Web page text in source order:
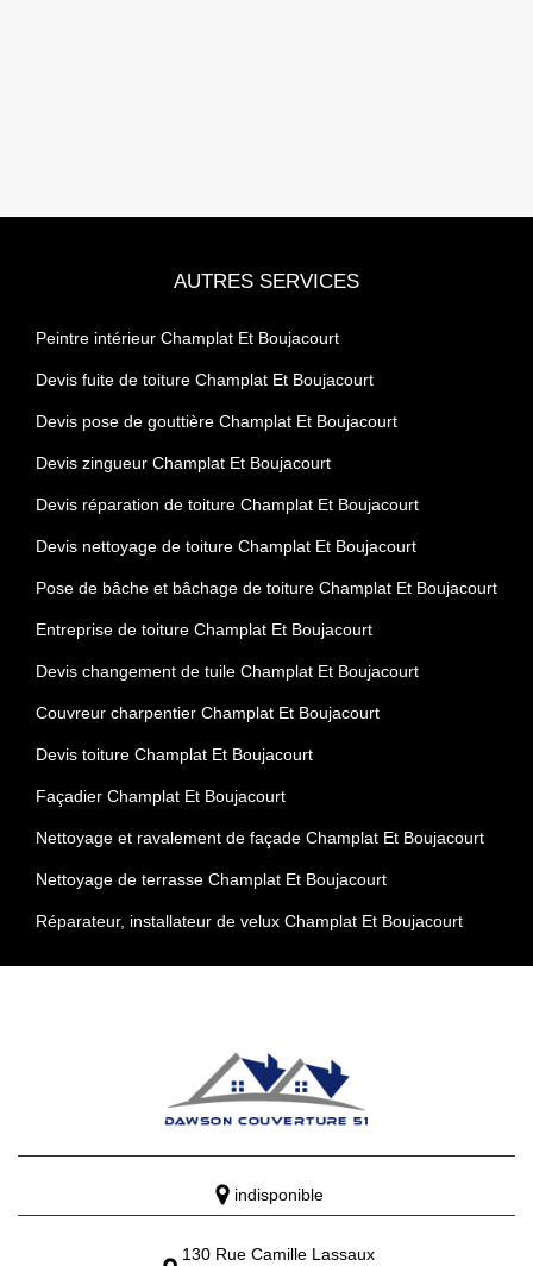
AUTRES SERVICES
Peintre intérieur Champlat Et Boujacourt
Devis fuite de toiture Champlat Et Boujacourt
Devis pose de gouttière Champlat Et Boujacourt
Devis zingueur Champlat Et Boujacourt
Devis réparation de toiture Champlat Et Boujacourt
Devis nettoyage de toiture Champlat Et Boujacourt
Pose de bâche et bâchage de toiture Champlat Et Boujacourt
Entreprise de toiture Champlat Et Boujacourt
Devis changement de tuile Champlat Et Boujacourt
Couvreur charpentier Champlat Et Boujacourt
Devis toiture Champlat Et Boujacourt
Façadier Champlat Et Boujacourt
Nettoyage et ravalement de façade Champlat Et Boujacourt
Nettoyage de terrasse Champlat Et Boujacourt
Réparateur, installateur de velux Champlat Et Boujacourt
indisponible
130 Rue Camille Lassaux